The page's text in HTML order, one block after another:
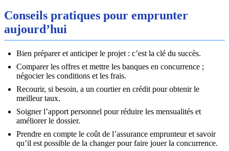
Conseils pratiques pour emprunter
aujourd’hui
Bien préparer et anticiper le projet : c’est la clé du succès.
Comparer les offres et mettre les banques en concurrence ;
négocier les conditions et les frais.
Recourir, si besoin, a un courtier en crédit pour obtenir le
meilleur taux.
Soigner l’apport personnel pour réduire les mensualités et
améliorer le dossier.
Prendre en compte le coût de l’assurance emprunteur et savoir
qu’il est possible de la changer pour faire jouer la concurrence.